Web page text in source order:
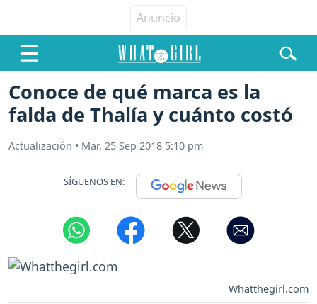
Conoce de qué marca es la
falda de Thalía y cuánto costó
Actualización • Mar, 25 Sep 2018 5:10 pm
SÍGUENOS EN:
Whatthegirl.com